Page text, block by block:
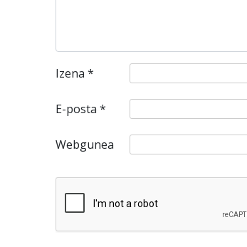
Izena *
E-posta *
Webgunea